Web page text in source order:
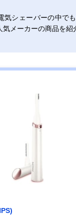
気シェーバーの中で
気メーカーの商品を紹